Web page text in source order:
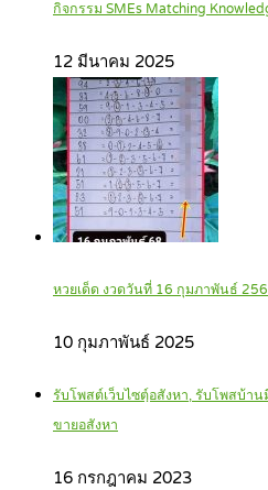
กิจกรรม SMEs Matching
12 มีนาคม 2025
หวยเด็ด งวดวันที่ 16 กุมภาพันธ์
10 กุมภาพันธ์ 2025
รับโพสต์เว็บไซตฺ์อสังหา, รับโพสบ้า
ขายอสังหา
16 กรกฎาคม 2023